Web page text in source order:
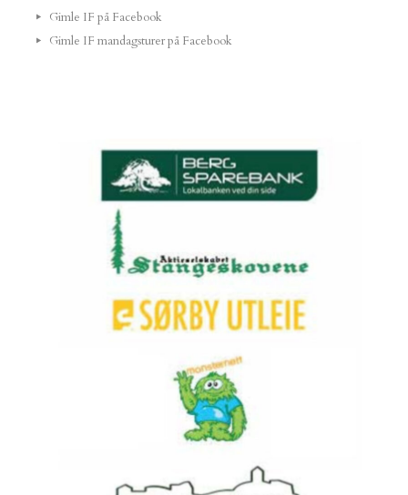
Gimle IF på Facebook
Gimle IF mandagsturer på Facebook